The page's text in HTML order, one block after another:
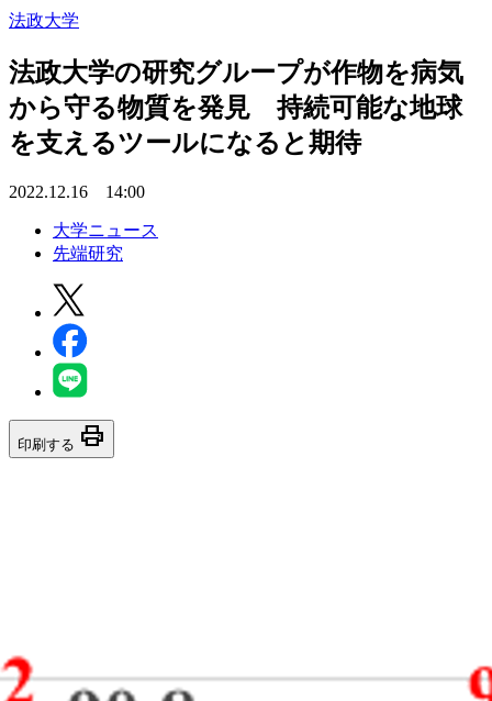
法政大学
法政大学の研究グループが作物を病気
から守る物質を発見 持続可能な地球
を支えるツールになると期待
2022.12.16 14:00
大学ニュース
先端研究
印刷する print